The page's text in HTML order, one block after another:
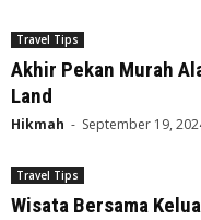
Travel Tips
Akhir Pekan Murah
Land
Hikmah - September 19,
Travel Tips
Wisata Bersama